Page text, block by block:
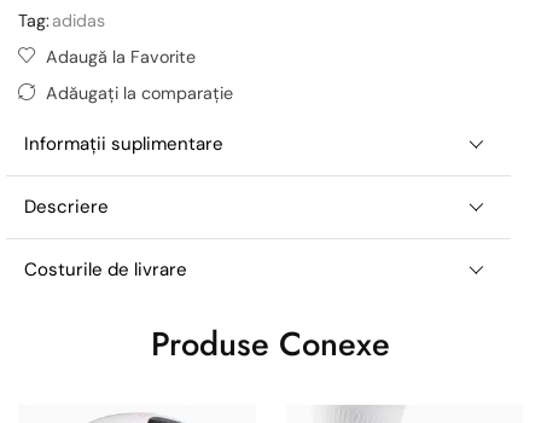
Tag:adidas
Adaugă la Favorite
Adăugați la comparație
Informații suplimentare
Descriere
Costurile de livrare
Produse Conexe